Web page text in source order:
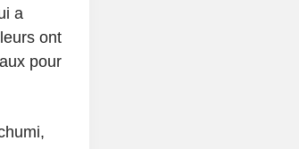
a
ont
pour